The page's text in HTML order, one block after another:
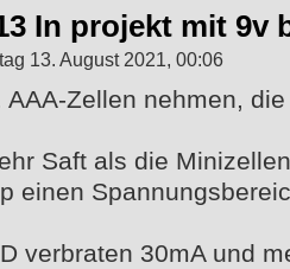
In projekt mit 9v
13. August 2021, 00:06
AAA-Zellen nehmen,
Saft als die
einen
verbraten 30mA und